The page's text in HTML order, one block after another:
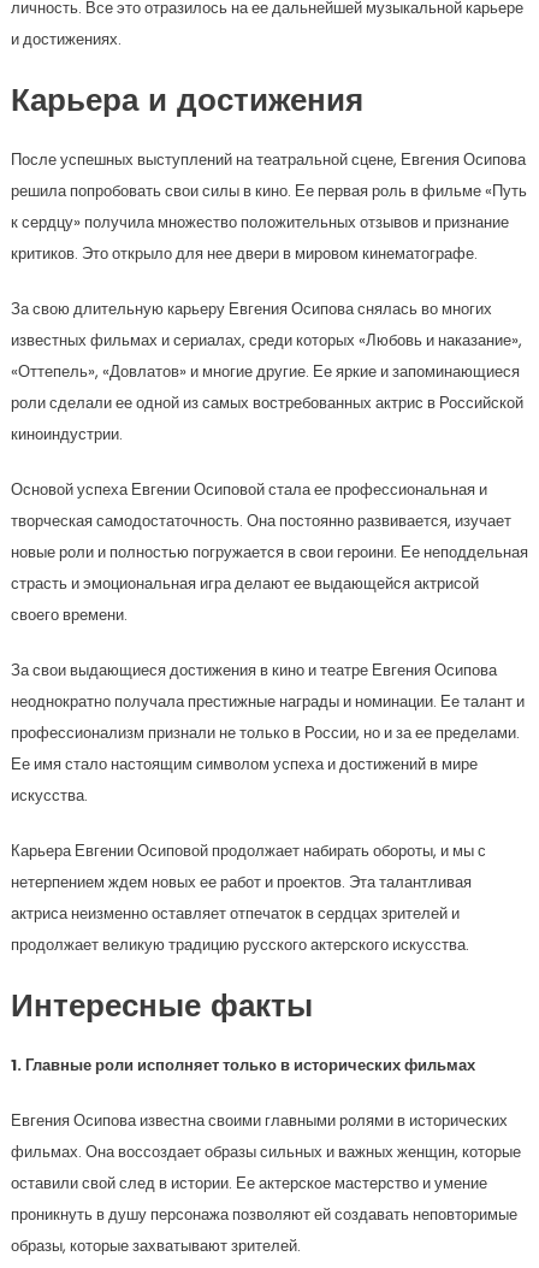
личность. Все это отразилось на ее дальнейшей музыкальной карьере
и достижениях.
Карьера и достижения
После успешных выступлений на театральной сцене, Евгения Осипова
решила попробовать свои силы в кино. Ее первая роль в фильме «Путь
к сердцу» получила множество положительных отзывов и признание
критиков. Это открыло для нее двери в мировом кинематографе.
За свою длительную карьеру Евгения Осипова снялась во многих
известных фильмах и сериалах, среди которых «Любовь и наказание»,
«Оттепель», «Довлатов» и многие другие. Ее яркие и запоминающиеся
роли сделали ее одной из самых востребованных актрис в Российской
киноиндустрии.
Основой успеха Евгении Осиповой стала ее профессиональная и
творческая самодостаточность. Она постоянно развивается, изучает
новые роли и полностью погружается в свои героини. Ее неподдельная
страсть и эмоциональная игра делают ее выдающейся актрисой
своего времени.
За свои выдающиеся достижения в кино и театре Евгения Осипова
неоднократно получала престижные награды и номинации. Ее талант и
профессионализм признали не только в России, но и за ее пределами.
Ее имя стало настоящим символом успеха и достижений в мире
искусства.
Карьера Евгении Осиповой продолжает набирать обороты, и мы с
нетерпением ждем новых ее работ и проектов. Эта талантливая
актриса неизменно оставляет отпечаток в сердцах зрителей и
продолжает великую традицию русского актерского искусства.
Интересные факты
1. Главные роли исполняет только в исторических фильмах
Евгения Осипова известна своими главными ролями в исторических
фильмах. Она воссоздает образы сильных и важных женщин, которые
оставили свой след в истории. Ее актерское мастерство и умение
проникнуть в душу персонажа позволяют ей создавать неповторимые
образы, которые захватывают зрителей.